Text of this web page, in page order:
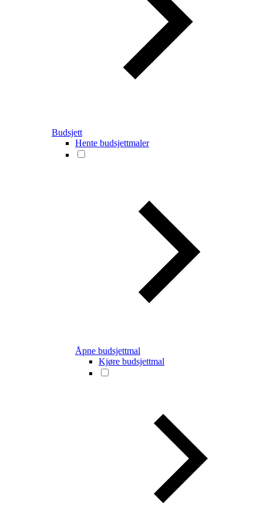
Budsjett
Hente budsjettmaler
Åpne budsjettmal
Kjøre budsjettmal